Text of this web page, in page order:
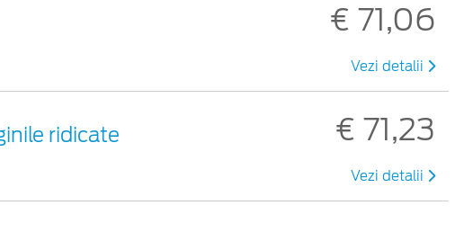
€ 71,06
Vezi detalii
ridicate € 71,23
Vezi detalii